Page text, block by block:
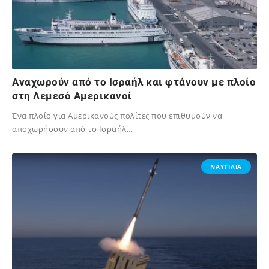
Αναχωρούν από το Ισραήλ και φτάνουν με πλοίο
στη Λεμεσό Αμερικανοί
Ένα πλοίο για Αμερικανούς πολίτες που επιθυμούν να
αποχωρήσουν από το Ισραήλ…
ΝΑΥΤΙΛΙΑ